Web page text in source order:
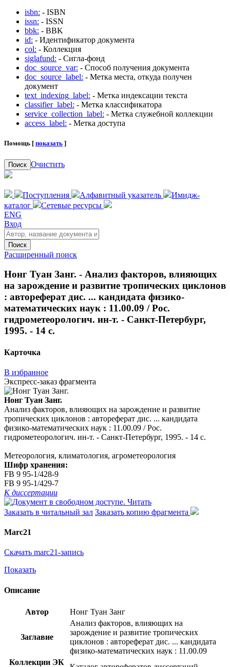
isbn: - ISBN
issn: - ISSN
bbk: - BBK
id: - Идентификатор документа
col: - Коллекция
siglafund: - Сигла-фонд
doc_source_var: - Способ получения документа
doc_source_label: - Метка места, откуда получен
документ
text_indexing_label: - Метка индексации текста
classifier_label: - Метка классификатора
service_collection_label: - Метка служебной коллекции
access_label: - Метка доступа
Помощь [ показать ]
Поиск Очистить
Поступления Алфавитный указатель
Имидж-
каталог
Сетевые ресурсы
ENG
Вход
Поиск
Расширенный поиск
Нонг Туан Занг. - Анализ факторов, влияющих
на зарождение и развитие тропических циклонов
: автореферат дис. ... кандидата физико-
математических наук : 11.00.09 / Рос.
гидрометеорологич. ин-т. - Санкт-Петербург,
1995. - 14 с.
Карточка
В избранное
Экспресс-заказ фрагмента
Нонг Туан Занг.
Анализ факторов, влияющих на зарождение и развитие
тропических циклонов : автореферат дис. ... кандидата
физико-математических наук : 11.00.09 / Рос.
гидрометеорологич. ин-т. - Санкт-Петербург, 1995. - 14 с.
Метеорология, климатология, агрометеорология
Шифр хранения:
FB 9 95-1/428-9
FB 9 95-1/429-7
К диссертации
Читать
Заказать в читальный зал Заказать копию фрагмента
Marc21
Скачать marc21-запись
Показать
Описание
Автор Нонг Туан Занг
Заглавие
Анализ факторов, влияющих на
зарождение и развитие тропических
циклонов : автореферат дис. ... кандидата
физико-математических наук : 11.00.09
Коллекции ЭК